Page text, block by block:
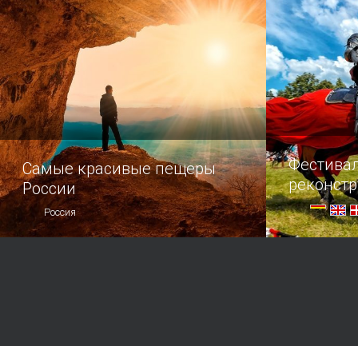
не придумал.
Самые красивые пещеры
России
Россия